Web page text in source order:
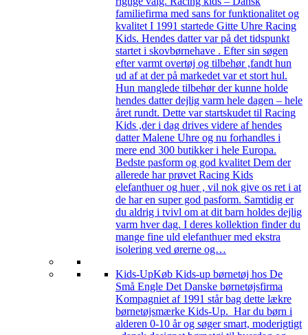
familiefirma med sans for funktionalitet og
kvalitet I 1991 startede Gitte Uhre Racing
Kids. Hendes datter var på det tidspunkt
startet i skovbørnehave . Efter sin søgen
efter varmt overtøj og tilbehør ,fandt hun
ud af at der på markedet var et stort hul.
Hun manglede tilbehør der kunne holde
hendes datter dejlig varm hele dagen – hele
året rundt. Dette var startskudet til Racing
Kids ,der i dag drives videre af hendes
datter Malene Uhre og nu forhandles i
mere end 300 butikker i hele Europa.
Bedste pasform og god kvalitet Dem der
allerede har prøvet Racing Kids
elefanthuer og huer , vil nok give os ret i at
de har en super god pasform. Samtidig er
du aldrig i tvivl om at dit barn holdes dejlig
varm hver dag. I deres kollektion finder du
mange fine uld elefanthuer med ekstra
isolering ved ørerne og…
Kids-UpKøb Kids-up børnetøj hos De
Små Engle Det Danske børnetøjsfirma
Kompagniet af 1991 står bag dette lækre
børnetøjsmærke Kids-Up. Har du børn i
alderen 0-10 år og søger smart, moderigtigt